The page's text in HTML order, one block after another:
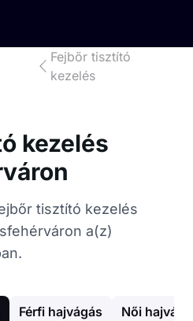
Fejbőr tisztító
kezelés
kezelés
tisztító kezelés
a(z)
Férfi hajvágás Női